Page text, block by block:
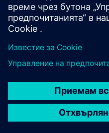
Предпоставки